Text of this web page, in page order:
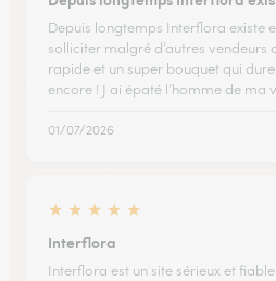
Depuis longtemps Interflora existe
solliciter malgré d’autres vendeurs
rapide et un super bouquet qui
encore ! J ai épaté l’homme de ma
01/07/2026
★ ★ ★ ★ ★
Interflora
Interflora est un site sérieux et